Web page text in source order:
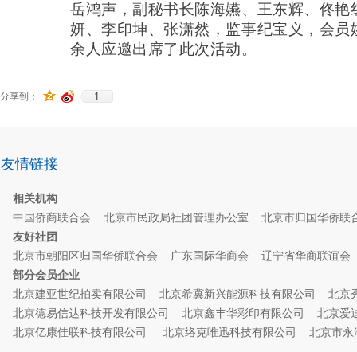
岳鸿声 ，副秘书长陈海嬿、王东辉、佟艳
妍、李印坤、张潇然 ， 监事纪宝义 ， 会员
余人应邀出席了此次活动。
分享到： 1
相关机构
中国侨商联合会
北京市民政局社团管理办公室
北京市归国华侨联
友好社团
北京市朝阳区归国华侨联合会
广东国际华商会 辽宁省华商联谊
部分会员企业
北京建亚世纪拍卖有限公司
北京希冀新兴能源科技有限公司
北京
北京德易信达科技开发有限公司
北京鑫丰华彩印有限公司
北京爱
北京亿康佳联科技有限公司
北京络克唯迅科技有限公司 北京市
友情链接